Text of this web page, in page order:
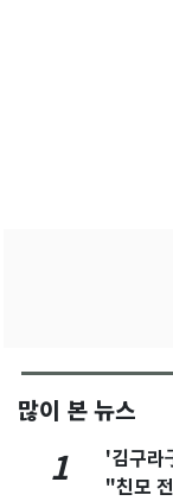
많이 본 뉴스
1
'김구라
"친모